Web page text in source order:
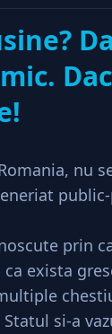
nu
prin
exista
si-a